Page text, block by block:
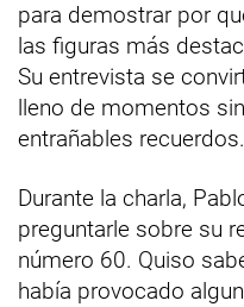
para demostrar por
las figuras más
Su entrevista se
lleno de momentos
entrañables recuerdos.
Durante la charla,
preguntarle sobre su
número 60. Quiso
había provocado